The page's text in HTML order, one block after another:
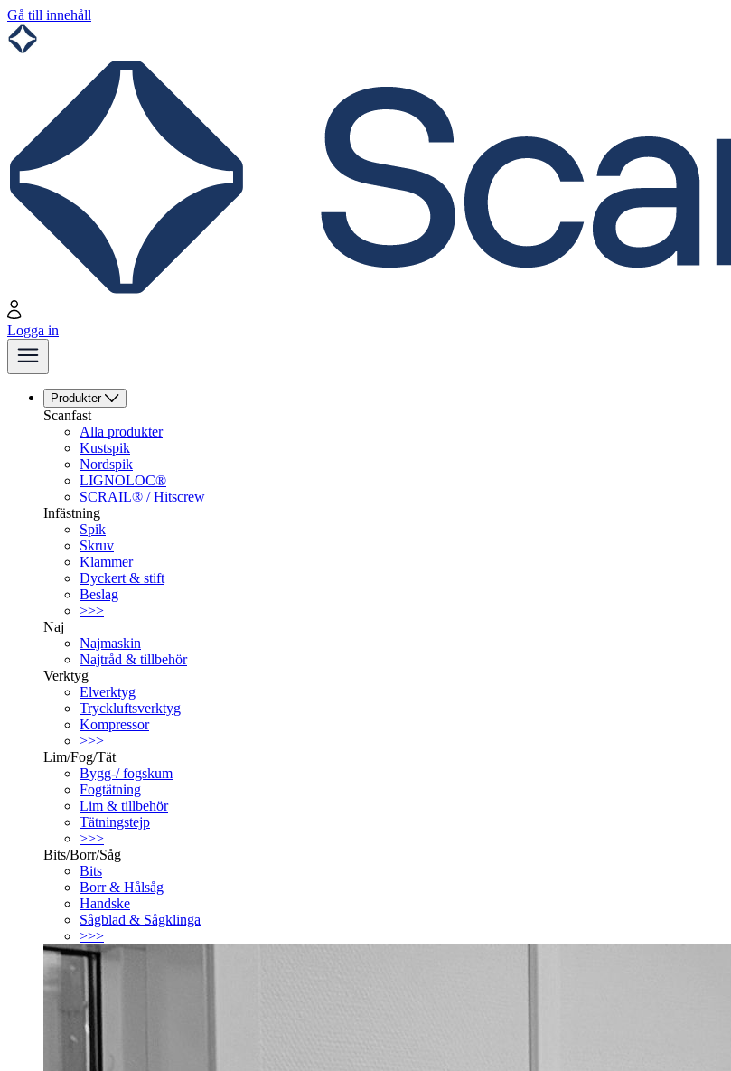
Gå till innehåll
Logga in
Produkter
Scanfast
Alla produkter
Kustspik
Nordspik
LIGNOLOC®
SCRAIL® / Hitscrew
Infästning
Spik
Skruv
Klammer
Dyckert & stift
Beslag
>>>
Naj
Najmaskin
Najtråd & tillbehör
Verktyg
Elverktyg
Tryckluftsverktyg
Kompressor
>>>
Lim/Fog/Tät
Bygg-/ fogskum
Fogtätning
Lim & tillbehör
Tätningstejp
>>>
Bits/Borr/Såg
Bits
Borr & Hålsåg
Handske
Sågblad & Sågklinga
>>>